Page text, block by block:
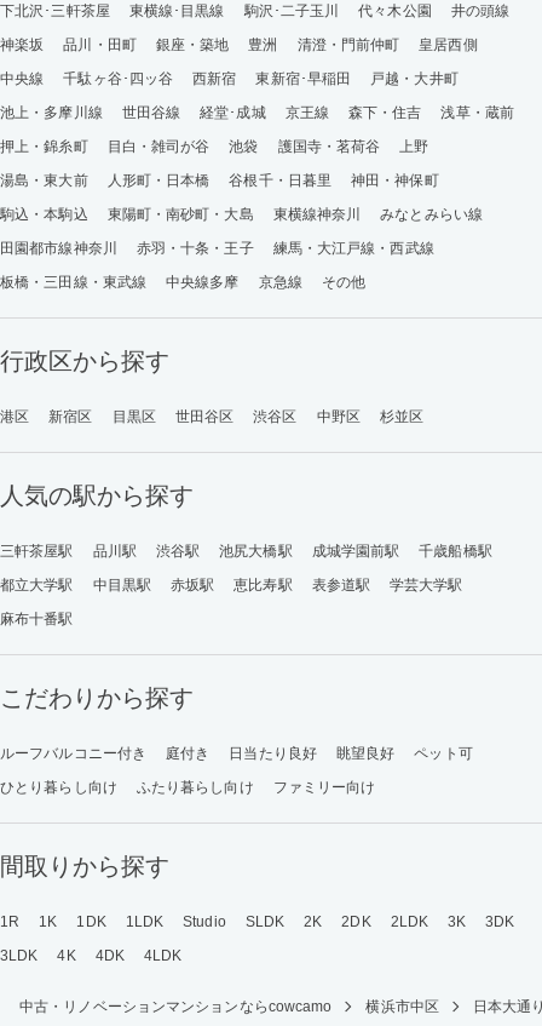
下北沢･三軒茶屋
東横線･目黒線 駒沢･二子玉川 代々木公園
井の頭線
神楽坂
品川・田町 銀座・築地 豊洲 清澄・門前仲町
皇居西側
中央線
千駄ヶ谷･四ッ谷 西新宿 東新宿･早稲田
戸越・大井町
池上・多摩川線
世田谷線 経堂･成城 京王線 森下・住吉
浅草・蔵前
押上・錦糸町
目白・雑司が谷 池袋 護国寺・茗荷谷
上野
湯島・東大前
人形町・日本橋 谷根千・日暮里
神田・神保町
駒込・本駒込
東陽町・南砂町・大島 東横線神奈川
みなとみらい線
田園都市線神奈川
赤羽・十条・王子
練馬・大江戸線・西武線
板橋・三田線・東武線
中央線多摩 京急線 その他
行政区から探す
港区 新宿区 目黒区 世田谷区 渋谷区 中野区 杉並区
人気の駅から探す
三軒茶屋駅 品川駅 渋谷駅 池尻大橋駅 成城学園前駅
千歳船橋駅
都立大学駅
中目黒駅 赤坂駅 恵比寿駅 表参道駅
学芸大学駅
麻布十番駅
こだわりから探す
ルーフバルコニー付き 庭付き 日当たり良好 眺望良好
ペット可
ひとり暮らし向け
ふたり暮らし向け ファミリー向け
間取りから探す
1R 1K 1DK 1LDK Studio SLDK 2K 2DK 2LDK 3K
3DK
3LDK
4K 4DK 4LDK
中古・リノベーションマンションならcowcamo 横浜市中区 日本大通